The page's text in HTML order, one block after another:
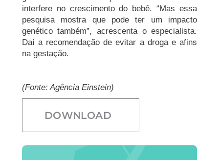
interfere no crescimento do bebê. “Mas essa
pesquisa mostra que pode ter um impacto
genético também”, acrescenta o especialista.
Daí a recomendação de evitar a droga e afins
na gestação.
(Fonte: Agência Einstein)
DOWNLOAD